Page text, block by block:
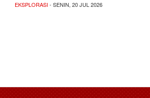
EKSPLORASI- SENIN, 20 JUL 2026